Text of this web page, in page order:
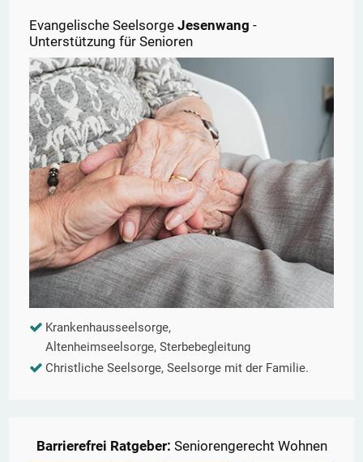
Evangelische Seelsorge Jesenwang -
Unterstützung für Senioren
Krankenhausseelsorge,
Altenheimseelsorge, Sterbebegleitung
Christliche Seelsorge, Seelsorge mit der Familie.
Barrierefrei Ratgeber: Seniorengerecht Wohnen